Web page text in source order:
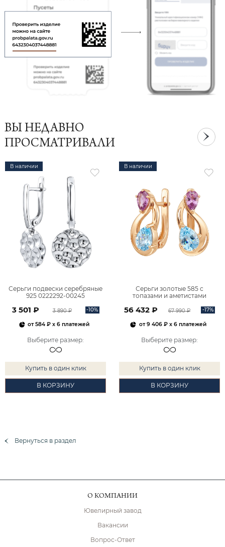
ВЫ НЕДАВНО
ПРОСМАТРИВАЛИ
В наличии
Серьги подвески серебряные
925 0222292-00245
3 501 ₽ 3 890 ₽ -10%
от584 ₽ x 6 платежей
Выберите размер:
Купить в один клик
В КОРЗИНУ
В наличии
Серьги золотые 585 с
топазами и аметистами
56 432 ₽ 67 990 ₽ -17%
от9 406 ₽x 6 платежей
Выберите размер:
Купить в один клик
В КОРЗИНУ
Вернуться в раздел
О КОМПАНИИ
Ювелирный завод
Вакансии
Вопрос-Ответ